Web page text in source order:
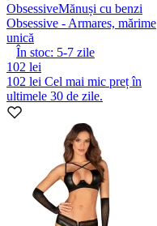
ObsessiveMănuși cu benzi
Obsessive - Armares, mărime
unică
În stoc: 5-7 zile
102 lei
102 lei Cel mai mic preț în
ultimele 30 de zile.